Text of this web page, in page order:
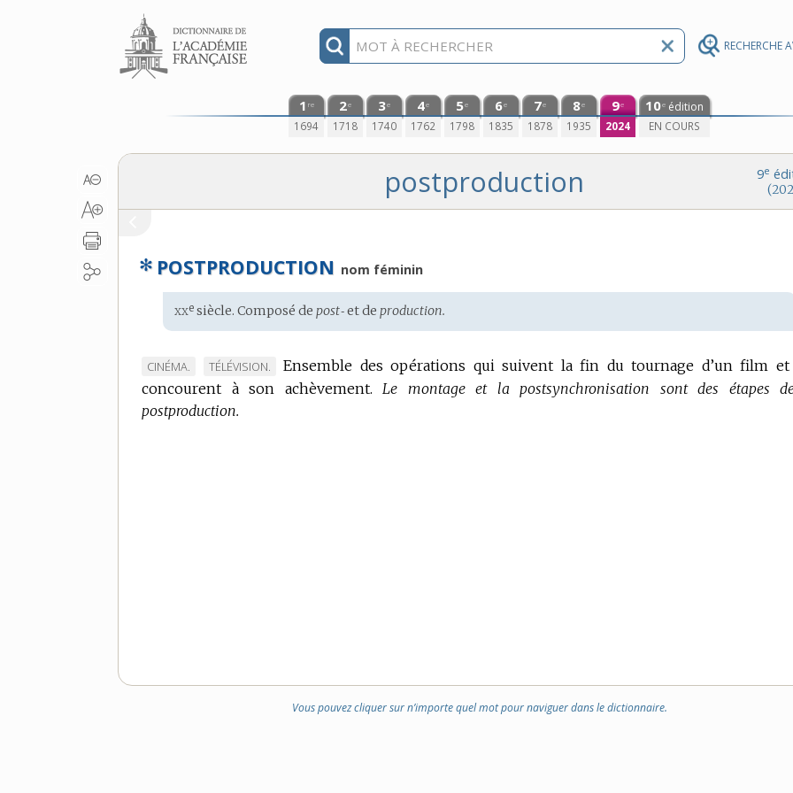
RECHERCHE
Aller au contenu
1 re
1694
2e
1718
3e
1740
4e
1762
5e
1798
6e
1835
7e
1878
8e
1935
9e
2024
10e édition
EN COURS
9e
postproduction
✻ POSTPRODUCTION nom féminin
Étymologie
:
xxe siècle. Composé depost‑et deproduction.
MARQUE
DE
DOMAINE
CINÉMA.
MARQUE
DE
DOMAINE
TÉLÉVISION.
Ensemble des opérations qui suivent la fin du tournage d’un film et
concourent à son achèvement.
Le montage et la postsynchronisation sont des étapes
postproduction.
Vous pouvez cliquer sur n’importe quel mot pour naviguer dans le dictionnaire.